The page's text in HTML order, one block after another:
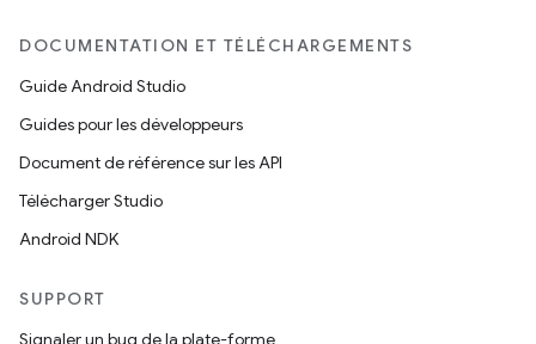
DOCUMENTATION ET TÉLÉCHARGEMENTS
Guide Android Studio
Guides pour les développeurs
Document de référence sur les API
Télécharger Studio
Android NDK
SUPPORT
Signaler un bug de la plate-forme